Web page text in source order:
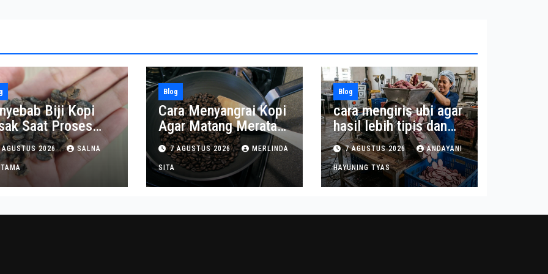
Biji Kopi
Saat Proses
AGUSTUS 2026 SALNA
Blog
Cara Menyangrai Kopi
Agar Matang Merata
dan Tahan Lama
7 AGUSTUS 2026 MERLINDA
SITA
Blog
cara mengiris ubi agar
hasil lebih tipis dan
seragam
7 AGUSTUS 2026 ANDAYANI
HAYUNING TYAS